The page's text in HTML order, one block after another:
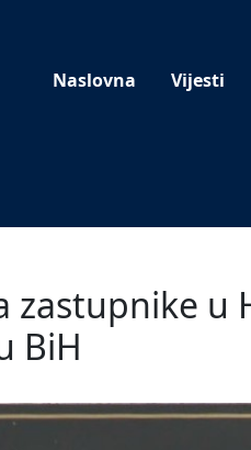
Naslovna Vijesti
zastupnike u
BiH